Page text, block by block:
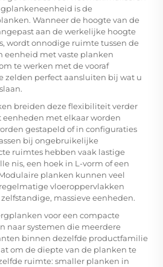
is de
Wanneer de hoogte van de
aan de werkelijke hoogte
wordt onnodige ruimte tussen de
eenheid met vaste planken
te werken met de vooraf
zelden perfect aansluiten bij wat u
breiden deze flexibiliteit verder
eenheden met elkaar worden
gestapeld of in configuraties
bij ongebruikelijke
ruimtes hebben vaak lastige
nis, een hoek in L-vorm of een
planken kunnen veel
vloeroppervlakken
massieve eenheden.
voor een compacte
naar systemen die meerdere
binnen dezelfde productfamilie
om de diepte van de planken te
ruimte: smaller planken in